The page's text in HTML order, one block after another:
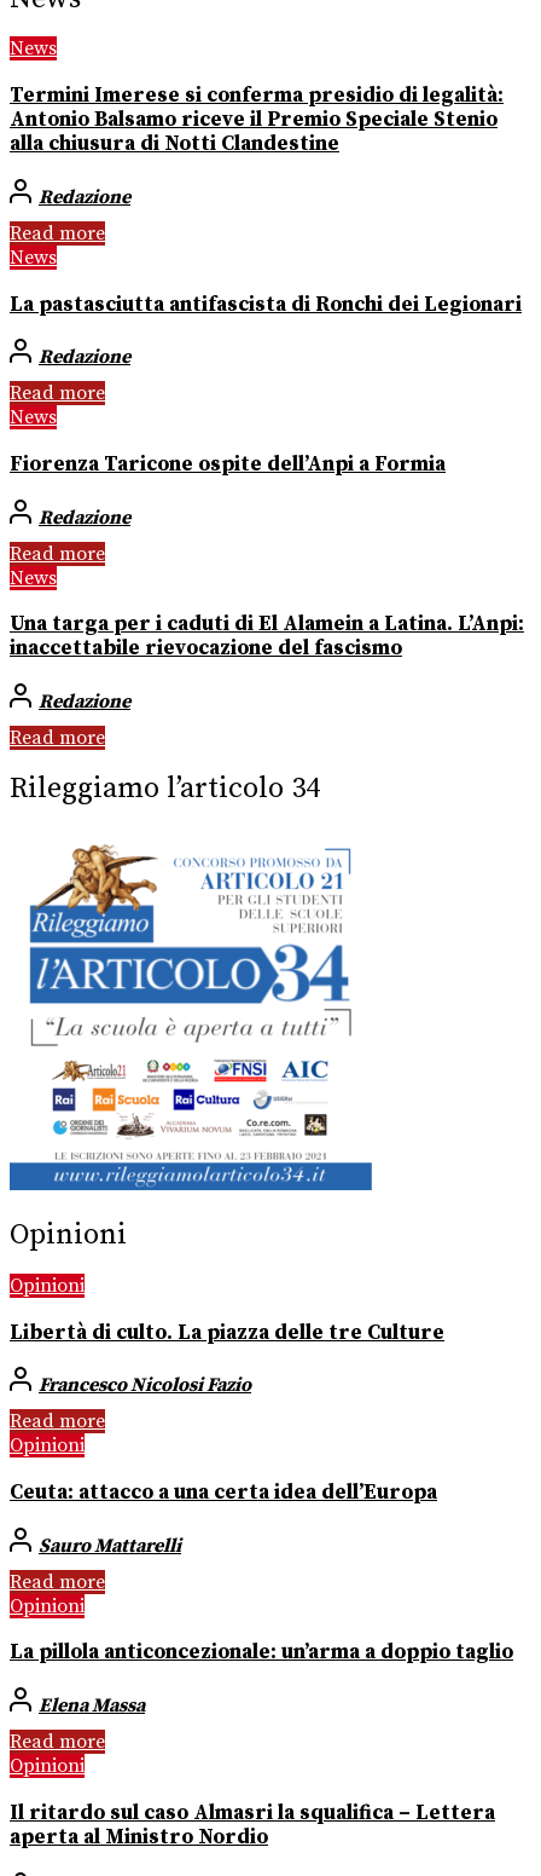
News
Termini Imerese si conferma presidio di legalità:
Antonio Balsamo riceve il Premio Speciale Stenio
alla chiusura di Notti Clandestine
Redazione
Read more
News
La pastasciutta antifascista di Ronchi dei Legionari
Redazione
Read more
News
Fiorenza Taricone ospite dell’Anpi a Formia
Redazione
Read more
News
Una targa per i caduti di El Alamein a Latina. L’Anpi:
inaccettabile rievocazione del fascismo
Redazione
Read more
Rileggiamo l’articolo 34
Opinioni
Opinioni
Libertà di culto. La piazza delle tre Culture
Francesco Nicolosi Fazio
Read more
Opinioni
Ceuta: attacco a una certa idea dell’Europa
Sauro Mattarelli
Read more
Opinioni
La pillola anticoncezionale: un’arma a doppio taglio
Elena Massa
Read more
Opinioni
Il ritardo sul caso Almasri la squalifica – Lettera
aperta al Ministro Nordio